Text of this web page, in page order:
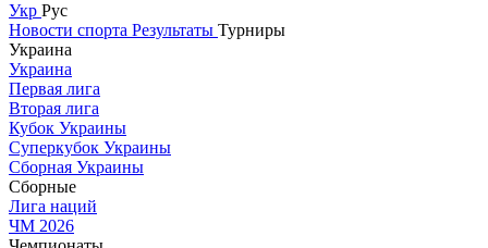
Укр Рус
Новости спорта Результаты Турниры
Украина
Украина
Первая лига
Вторая лига
Кубок Украины
Суперкубок Украины
Сборная Украины
Сборные
Лига наций
ЧМ 2026